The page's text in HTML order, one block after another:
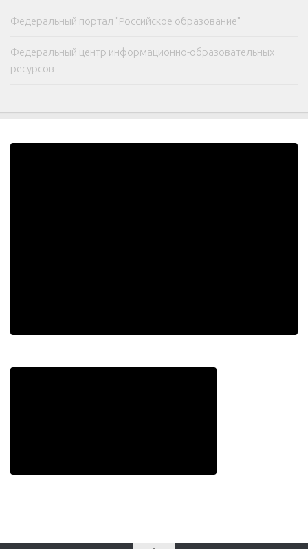
Федеральный портал "Российское образование"
Федеральный центр информационно-образовательных
ресурсов